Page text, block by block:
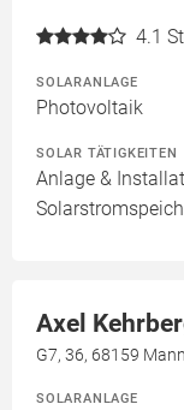
4.1
SOLARANLAGE
Photovoltaik
SOLAR TÄTIGKEITEN
Anlage &
Axel
G7, 36, 68159
SOLARANLAGE